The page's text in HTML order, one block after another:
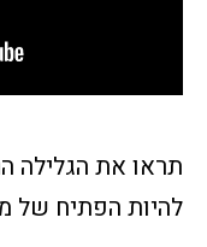
תראו את הגלילה
להיות הפתיח של